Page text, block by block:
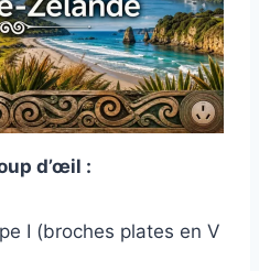
d’œil :
I (broches plates en V